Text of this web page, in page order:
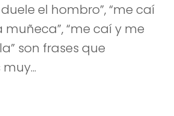
el hombro”, “me caí
“me caí y me
son frases que